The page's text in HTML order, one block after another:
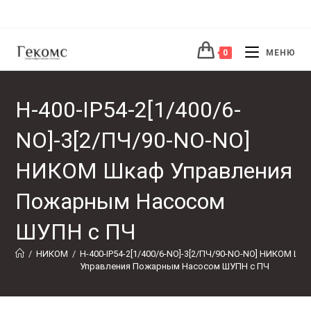
0 МЕНЮ
Н-400-IP54-2[1/400/6-
NO]-3[2/ПЧ/90-NO-NO]
НИКОМ Шкаф Управления
Пожарным Насосом
ШУПН с ПЧ
/ НИКОМ / Н-400-IP54-2[1/400/6-NO]-3[2/ПЧ/90-NO-NO] НИКОМ
Управления Пожарным Насосом ШУПН с ПЧ